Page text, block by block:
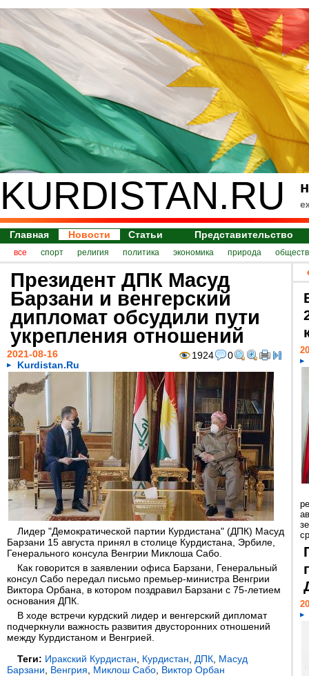
KURDISTAN.RU
Главная Новости Статьи Представительство
все спорт религия политика экономика природа
Президент ДПК Масуд
Барзани и венгерский
дипломат обсудили пути
укрепления отношений
1924 0
2021-08-16
Kurdistan.Ru
Лидер "Демократической партии Курдистана" (ДПК) Масуд
Барзани 15 августа принял в столице Курдистана, Эрбиле,
Генерального консула Венгрии Миклоша Сабо.
Как говорится в заявлении офиса Барзани, Генеральный
консул Сабо передал письмо премьер-министра Венгрии
Виктора Орбана, в котором поздравил Барзани с 75-летием
основания ДПК.
В ходе встречи курдский лидер и венгерский дипломат
подчеркнули важность развития двусторонних отношений
между Курдистаном и Венгрией.
Теги: Иракский Курдистан Курдистан ДПК Масуд
Барзани
Венгрия Миклош Сабо Виктор Орбан